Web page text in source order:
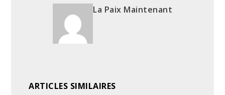
La Paix Maintenant
ARTICLES SIMILAIRES